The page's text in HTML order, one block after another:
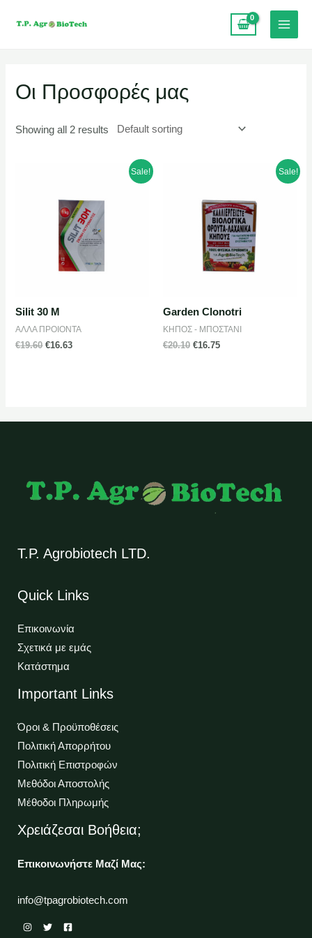
Οι Προσφορές μας
Showing all 2 results
Sale!
Silit 30 M
ΑΛΛΑ ΠΡΟΙΟΝΤΑ
€19.60 €16.63
Sale!
Garden Clonotri
ΚΗΠΟΣ - ΜΠΟΣΤΑΝΙ
€20.10 €16.75
T.P. Agrobiotech LTD.
Quick Links
Επικοινωνία
Σχετικά με εμάς
Κατάστημα
Important Links
Όροι & Προϋποθέσεις
Πολιτική Απορρήτου
Πολιτική Επιστροφών
Μεθόδοι Αποστολής
Μέθοδοι Πληρωμής
Χρειάζεσαι Βοήθεια;
Επικοινωνήστε Μαζί Μας:
info@tpagrobiotech.com